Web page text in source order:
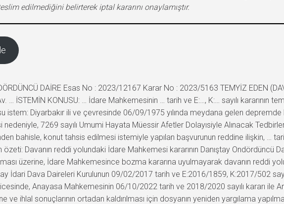
edilmediğini belirterek iptal kararını onaylamıştır.
DAİRE Esas No : 2023/12167 Karar No : 2023/5163 TEMYİZ EDEN
… İSTEMİN KONUSU: … İdare Mahkemesinin … tarih ve E:…, K:… sayılı kararının
istem: Diyarbakır ili ve çevresinde 06/09/1975 yılında meydana gelen depremde
7269 sayılı Umumi Hayata Müessir Afetler Dolayısiyle Alınacak
bahisle, konut tahsis edilmesi istemiyle yapılan başvurunun reddine ilişkin, …
özeti: Davanın reddi yolundaki İdare Mahkemesi kararının Danıştay
üzerine, İdare Mahkemesince bozma kararına uyulmayarak davanın reddi
İdari Dava Daireleri Kurulunun 09/02/2017 tarih ve E:2016/1859, K:2017/502
Anayasa Mahkemesinin 06/10/2022 tarih ve 2018/2020 sayılı kararı ile
ve ihlal sonuçlarının ortadan kaldırılması için dosyanın yeniden yargılama